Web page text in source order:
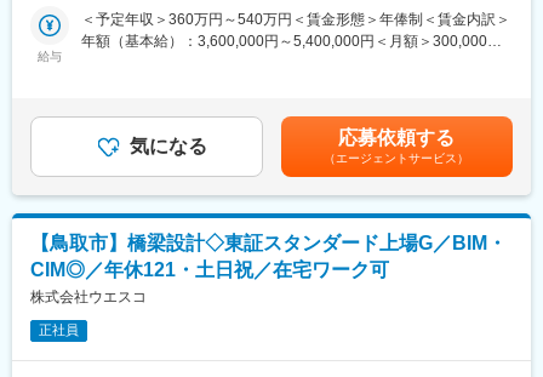
■働き方
・残業時間は月平均で30時間で閑散期は15時間程度の月もござい
ます。
■やりがい：
案件が頂ける背景はコスト面だけでなく、これまでに同社が築き
上げてきた実績と確かな信頼、しっかりした組織体制があってこ
そです。そうしたこれまでの実績や信頼を崩すことなく業務をや
り遂げることは大変責任重大なものでは事ではございますが、業
務を完遂し完成した橋梁を見たときのやりがいは何にも変え難い
ものとなります。
図等の作成、補償費の算定、補償内容の説明等を行います。
・事業損失は工事の施工に伴い発生する振動や地盤変動が近隣の
建物等に及ぼす影響を調査し、修復費用の算定等を行っていま
木、動産（引越荷物）等の調査に加えて、店舗等の休止等が必要
となる場合には営業調査を行うため、建築に関する知識を中心と
して、電気や機械等の専門分野、樹木の樹種や生態、企業の財務
・調査時のヒアリングや内容説明は、建物所有者や居住者等の相
手方との対応を必要とし、人と係わる場面においてもやりがいの
ある業務です。
台帳の作成等を連動させることで効率的な事業損失調査を実施し
ています。
給与
＜予定年収＞360万円～540万円＜賃金形態＞年俸制＜賃金内訳＞
年額（基本給）：3,600,000円～5,400,000円＜月額＞300,000円
ください。■昇給：あり■決算賞与（業績による）：年1回（4.2ヶ
月※2023年度実績）賃金はあくまでも目安の金額であり、選考を
通じて上下する可能性があります。月給(月額)は固定手当を含めた
表記です。
気になる 応募依頼する
（エージェントサービス）
【鳥取市】橋梁設計◇東証スタンダード上場G／BIM・
CIM◎／年休121・土日祝／在宅ワーク可
株式会社ウエスコ
正社員